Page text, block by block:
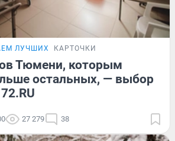
ЛУЧШИХ КАРТОЧКИ
Тюмени, которым
остальных, — выбор
27 279 38